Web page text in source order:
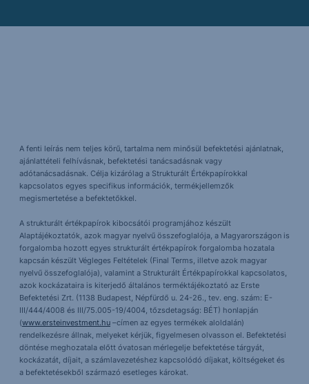
A fenti leírás nem teljes körű, tartalma nem minősül befektetési ajánlatnak,
ajánlattételi felhívásnak, befektetési tanácsadásnak vagy
adótanácsadásnak. Célja kizárólag a Strukturált Értékpapírokkal
kapcsolatos egyes specifikus információk, termékjellemzők
megismertetése a befektetőkkel.
A strukturált értékpapírok kibocsátói programjához készült
Alaptájékoztatók, azok magyar nyelvű összefoglalója, a Magyarországon is
forgalomba hozott egyes strukturált értékpapírok forgalomba hozatala
kapcsán készült Végleges Feltételek (Final Terms, illetve azok magyar
nyelvű összefoglalója), valamint a Strukturált Értékpapírokkal kapcsolatos,
azok kockázataira is kiterjedő általános terméktájékoztató az Erste
Befektetési Zrt. (1138 Budapest, Népfürdő u. 24-26., tev. eng. szám: E-
III/444/4008 és III/75.005-19/4004, tőzsdetagság: BÉT) honlapján
(www.ersteinvestment.hu –címen az egyes termékek aloldalán)
rendelkezésre állnak, melyeket kérjük, figyelmesen olvasson el. Befektetési
döntése meghozatala előtt óvatosan mérlegelje befektetése tárgyát,
kockázatát, díjait, a számlavezetéshez kapcsolódó díjakat, költségeket és
a befektetésekből származó esetleges károkat.